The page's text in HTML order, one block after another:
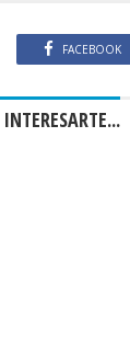
FACEBOOK